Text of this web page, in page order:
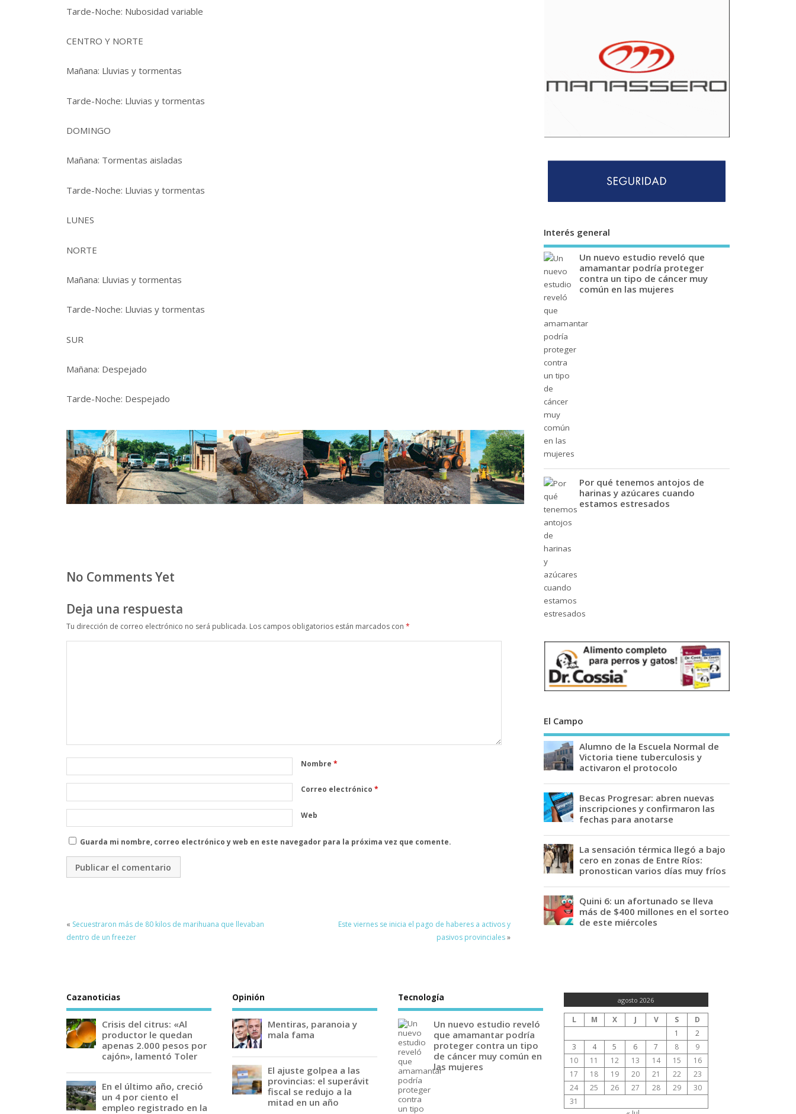
Tarde-Noche: Nubosidad variable
CENTRO Y NORTE
Mañana: Lluvias y tormentas
Tarde-Noche: Lluvias y tormentas
DOMINGO
Mañana: Tormentas aisladas
Tarde-Noche: Lluvias y tormentas
LUNES
NORTE
Mañana: Lluvias y tormentas
Tarde-Noche: Lluvias y tormentas
SUR
Mañana: Despejado
Tarde-Noche: Despejado
No Comments Yet
Deja una respuesta
Tu dirección de correo electrónico no será publicada. Los campos obligatorios están marcados con *
Nombre *
Correo electrónico *
Web
Guarda mi nombre, correo electrónico y web en este navegador para la próxima vez que comente.
« Secuestraron más de 80 kilos de marihuana que llevaban
dentro de un freezer
Este viernes se inicia el pago de haberes a activos y
pasivos provinciales»
Interés general
Un nuevo estudio reveló que
amamantar podría proteger
contra un tipo de cáncer muy
común en las mujeres
Por qué tenemos antojos de
harinas y azúcares cuando
estamos estresados
El Campo
Alumno de la Escuela Normal de
Victoria tiene tuberculosis y
activaron el protocolo
Becas Progresar: abren nuevas
inscripciones y confirmaron las
fechas para anotarse
La sensación térmica llegó a bajo
cero en zonas de Entre Ríos:
pronostican varios días muy fríos
Quini 6: un afortunado se lleva
más de $400 millones en el sorteo
de este miércoles
Cazanoticias
Crisis del citrus: «Al
productor le quedan
apenas 2.000 pesos por
cajón», lamentó Toler
En el último año, creció
un 4 por ciento el
empleo registrado en la
Opinión
Mentiras, paranoia y
mala fama
El ajuste golpea a las
provincias: el superávit
fiscal se redujo a la
mitad en un año
Tecnología
Un nuevo estudio reveló
que amamantar podría
proteger contra un tipo
de cáncer muy común en
las mujeres
agosto 2026
L M X J V S
D
1
2
3
4 5 6 7 8
9
10
11 12 13 14 15
16
17
18 19 20 21 22
23
24
25 26 27 28 29
30
31